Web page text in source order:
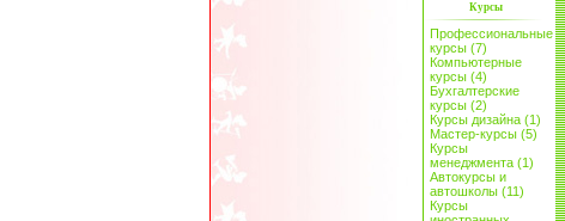
Курсы
Профессиональные
курсы (7)
Компьютерные
курсы (4)
Бухгалтерские
курсы (2)
Курсы дизайна (1)
Мастер-курсы (5)
Курсы
менеджмента (1)
Автокурсы и
автошколы (11)
Курсы